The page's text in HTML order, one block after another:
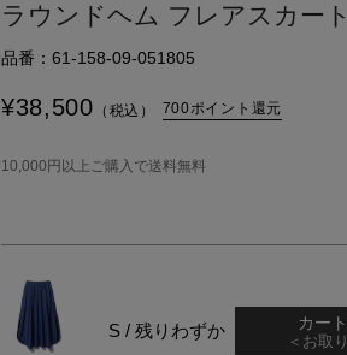
ラウンドヘム フレアスカート
品番：61-158-09-051805
¥38,500 （税込） 700ポイント還元
10,000円以上ご購入で送料無料
S / 残りわずか カー
＜お取